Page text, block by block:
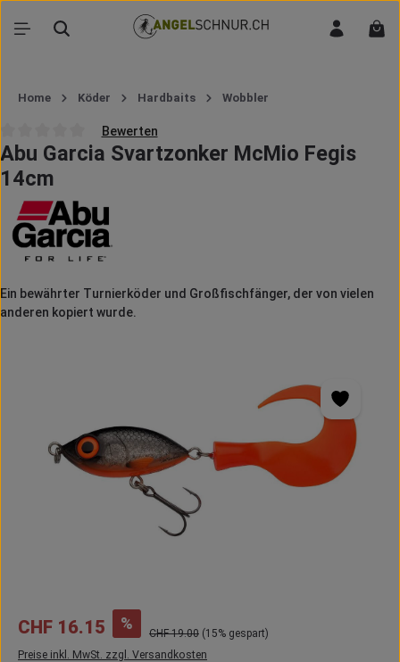
Zum Hauptinhalt springen
Home Köder Hardbaits Wobbler
Durchschnittliche Bewertung von 0 von 5 Sternen
Bewerten
Abu Garcia Svartzonker McMio Fegis
14cm
Ein bewährter Turnierköder und Großfischfänger, der von vielen
anderen kopiert wurde.
Verkaufspreis:
CHF 16.15 % Regulärer Preis:
CHF 19.00 (15% gespart)
Preise inkl. MwSt. zzgl. Versandkosten